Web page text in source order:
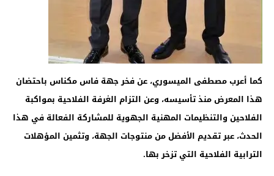
كما أعرب مصطفى الميسوري، عن فخر جهة فاس مكناس باحتضان
هذا المعرض منذ تأسيسه، وعن التزام الغرفة الفلاحية بمواكبة
الفلاحين والتنظيمات المهنية الجهوية للمشاركة الفعالة في هذا
الحدث، عبر تقديم الأفضل من منتوجات الجهة، وتثمين المؤهلات
الترابية الفلاحية التي تزخر بها.